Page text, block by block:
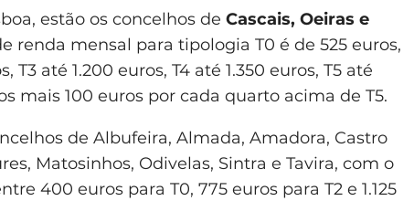
estão os concelhos de Cascais, Oeiras e
renda mensal para tipologia T0 é de 525 euros,
T3 até 1.200 euros, T4 até 1.350 euros, T5 até
mais 100 euros por cada quarto acima de T5.
de Albufeira, Almada, Amadora, Castro
Matosinhos, Odivelas, Sintra e Tavira, com o
400 euros para T0, 775 euros para T2 e 1.125